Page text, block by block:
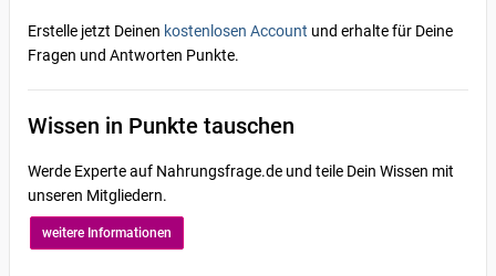
Erstelle jetzt Deinen kostenlosen Account und erhalte für Deine
Fragen und Antworten Punkte.
Wissen in Punkte tauschen
Werde Experte auf Nahrungsfrage.de und teile Dein Wissen mit
unseren Mitgliedern.
weitere Informationen